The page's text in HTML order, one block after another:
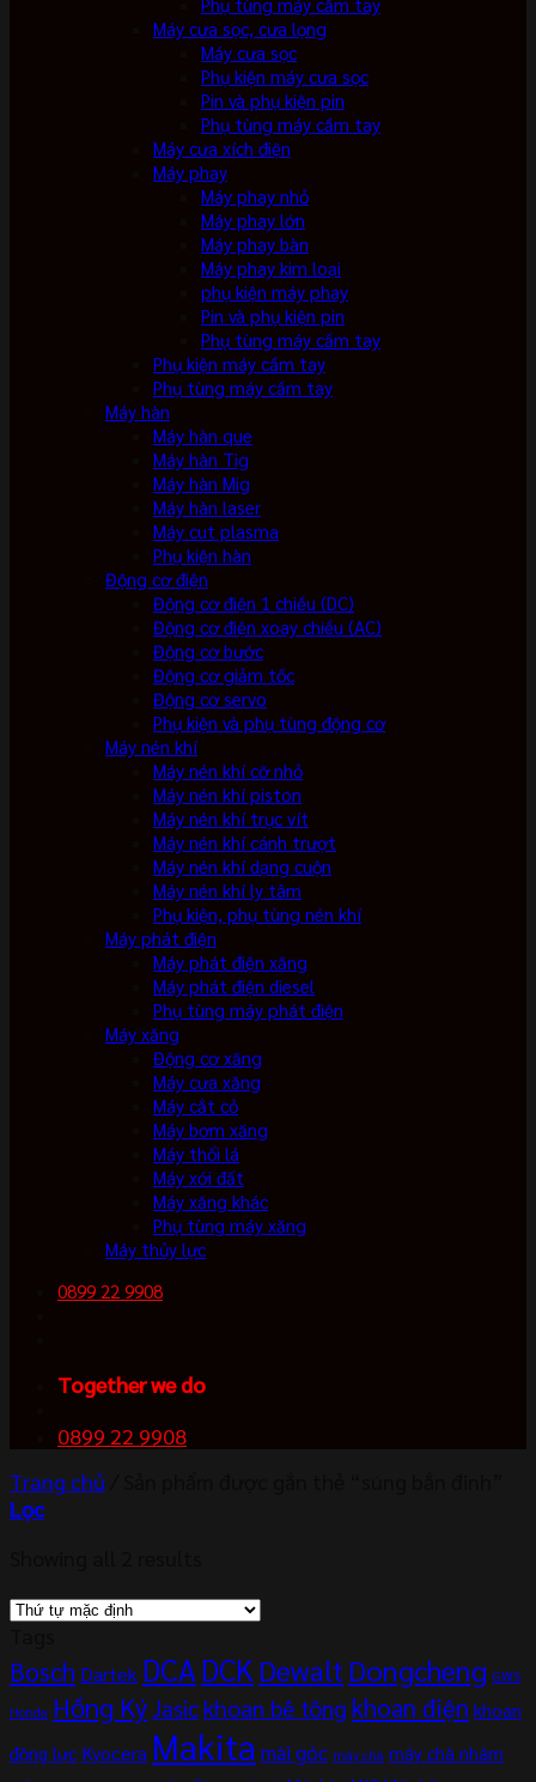
Phụ tùng máy cầm tay
Máy cưa sọc, cưa lọng
Máy cưa sọc
Phụ kiện máy cưa sọc
Pin và phụ kiện pin
Phụ tùng máy cầm tay
Máy cưa xích điện
Máy phay
Máy phay nhỏ
Máy phay lớn
Máy phay bàn
Máy phay kim loại
phụ kiện máy phay
Pin và phụ kiện pin
Phụ tùng máy cầm tay
Phụ kiện máy cầm tay
Phụ tùng máy cầm tay
Máy hàn
Máy hàn que
Máy hàn Tig
Máy hàn Mig
Máy hàn laser
Máy cut plasma
Phụ kiện hàn
Động cơ điện
Động cơ điện 1 chiều (DC)
Động cơ điện xoay chiều (AC)
Động cơ bước
Động cơ giảm tốc
Động cơ servo
Phụ kiện và phụ tùng động cơ
Máy nén khí
Máy nén khí cỡ nhỏ
Máy nén khí piston
Máy nén khí trục vít
Máy nén khí cánh trượt
Máy nén khí dạng cuộn
Máy nén khí ly tâm
Phụ kiện, phụ tùng nén khí
Máy phát điện
Máy phát điện xăng
Máy phát điện diesel
Phụ tùng máy phát điện
Máy xăng
Động cơ xăng
Máy cưa xăng
Máy cắt cỏ
Máy bơm xăng
Máy thổi lá
Máy xới đất
Máy xăng khác
Phụ tùng máy xăng
Máy thủy lực
0899 22 9908
Together we do
0899 22 9908
Trang chủ
Lọc
Bosch Dartek DCA DCK Dewalt Dongcheng GWS
Honda Hồng Ký Jasic khoan bê tông khoan điện khoan
động lực Kyocera Makita mài góc máy chà máy chà nhám